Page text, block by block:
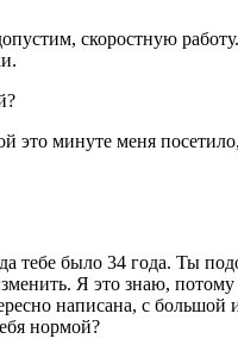
скоростную
это минуте меня
тебе было 34 года. Ты
Я это знаю,
написана, с
нормой?